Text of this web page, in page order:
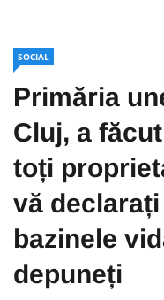
SOCIAL
Primăria
Cluj, a
toți
vă
bazinele
depuneți